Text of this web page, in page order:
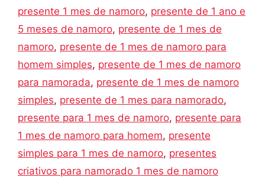
presente 1 mes de namoro, presente de 1 ano e
5 meses de namoro, presente de 1 mes de
namoro, presente de 1 mes de namoro para
homem simples, presente de 1 mes de namoro
para namorada, presente de 1 mes de namoro
simples, presente de 1 mes para namorado,
presente para 1 mes de namoro, presente para
1 mes de namoro para homem, presente
simples para 1 mes de namoro, presentes
criativos para namorado 1 mes de namoro